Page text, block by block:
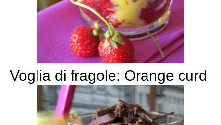
Voglia di fragole: Orange curd